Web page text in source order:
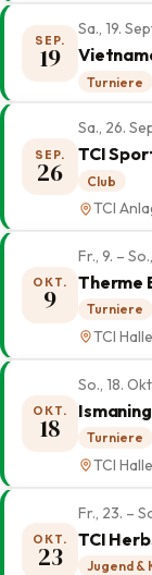
SEP.
19
Sa., 19.
Turniere
SEP.
26
Sa., 26.
TCI
Club
TCI
OKT.
9
Fr., 9. –
Therme
Turniere
TCI
OKT.
18
So., 18.
Turniere
TCI
OKT.
23
Fr., 23. –
TCI
Jugend &